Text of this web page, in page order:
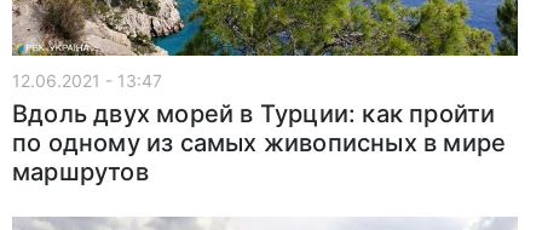
12.06.2021 - 13:47
Вдоль двух морей в Турции: как пройти
по одному из самых живописных в мире
маршрутов